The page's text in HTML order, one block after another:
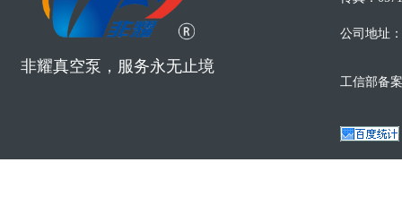
非耀真空泵，服务永无止境
公司地址
工信部备